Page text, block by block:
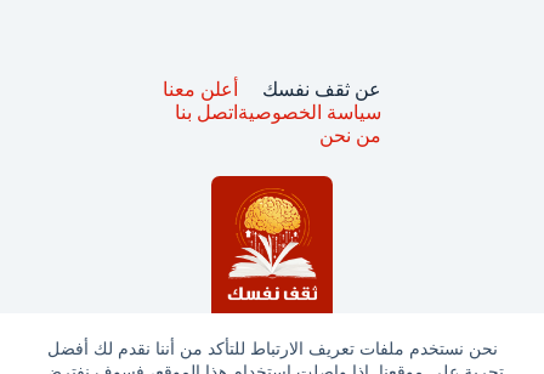
نحن نستخدم ملفات تعريف الارتباط للتأكد من أننا نقدم لك أفضل
عن ثقف نفسك
سياسة الخصوصية
من نحن
أعلن معنا
اتصل بنا